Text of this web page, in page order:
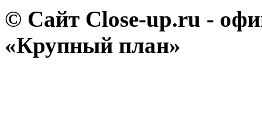
© Сайт Close-up.ru -
«Крупный план»